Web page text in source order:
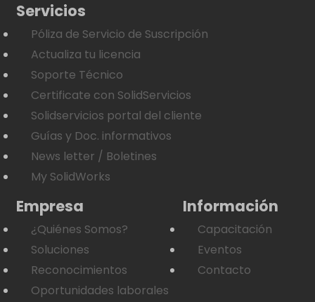
Servicios
Póliza de Servicio de Suscripción
Actualiza tu licencia
Soporte Técnico
Certificate con SolidServicios
Solidservicios portal del cliente
Guías y Doc. informativos
News letter / Boletines
My SolidWorks
Empresa
¿Quiénes Somos?
Soluciones
Reconocimientos
Oportunidades laborales
Información
Capacitación
Eventos
Contacto